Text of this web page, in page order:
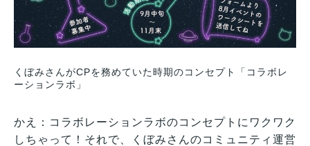
くぼみさんがCPを務めていた時期のコンセプト「コラボレ
ーションラボ」
かえ：コラボレーションラボのコンセプトにワクワク
しちゃって！それで、くぼみさんのコミュニティ運営